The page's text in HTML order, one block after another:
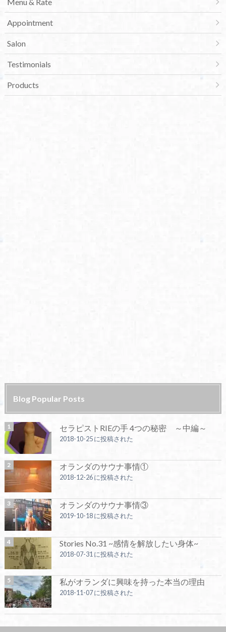
Appointment
Salon
Testimonials
Products
Blog Popular Posts
セラピストRIEの手 4つの秘密 ～中編～
2018-10-25 に投稿された
オランダのサウナ事情①
2018-12-26 に投稿された
オランダのサウナ事情③
2019-10-18 に投稿された
Stories No.31 ~感情を解放したい身体~
2018-07-31 に投稿された
私がオランダに興味を持った本当の理由
2018-11-07 に投稿された